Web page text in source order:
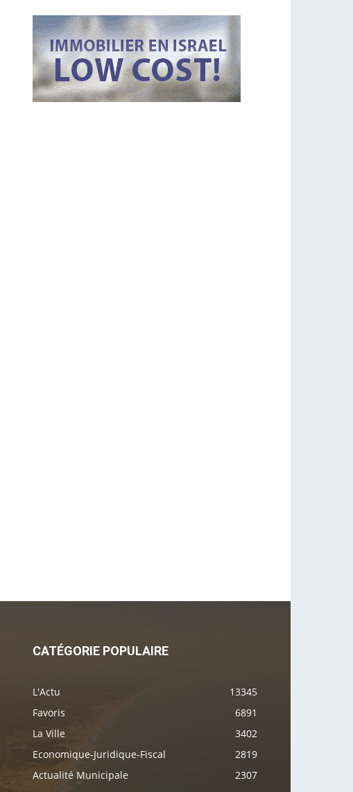
CATÉGORIE POPULAIRE
L'Actu
13345
Favoris
6891
La Ville
3402
Economique-Juridique-Fiscal
2819
Actualité Municipale
2307